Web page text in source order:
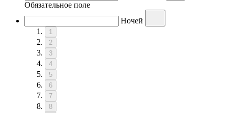
Обязательное поле
Ночей
1
2
3
4
5
6
7
8